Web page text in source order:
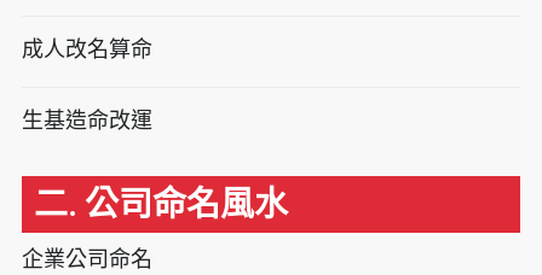
成人改名算命
生基造命改運
二. 公司命名風水
企業公司命名